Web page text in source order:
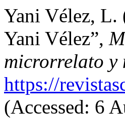
Yani Vélez, L.
Yani Vélez”,
microrrelato y
https://
(Accessed: 6